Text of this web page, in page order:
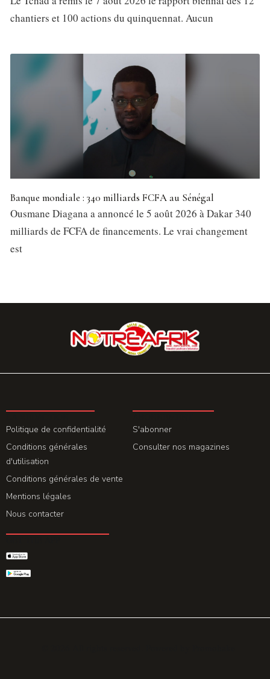
chantiers et 100 actions du quinquennat. Aucun
Banque mondiale : 340 milliards FCFA au Sénégal
Ousmane Diagana a annoncé le 5 août 2026 à Dakar 340
milliards de FCFA de financements. Le vrai changement
est
Politique de confidentialité
Conditions générales
d'utilisation
Conditions générales de vente
Mentions légales
Nous contacter
S'abonner
Consulter nos magazines